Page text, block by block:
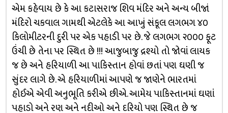
એમ કહેવાય છે કે આ કટાસરાજ શિવ મંદિર અને અન્ય બીજાં
મંદિરો ચકવાલ ગામથી એટલેકે આ આખું સંકૂલ લગભગ ૪૦
કિલોમીટરની દુરી પર એક પહાડી પર છે. જે લગભગ ૨૦૦૦ ફૂટ
ઉંચી છે તેના પર સ્થિત છે !!! આજુબાજુ દ્રશ્યો તો જોવાં લાયક
જ છે અને હરિયાળી આ પાકિસ્તાન હોવાં છતાં પણ ઘણી જ
સુંદર લાગે છે. એ હરિયાળીમાં આપણે જ જાણેને ભારતમાં
હોઈએ એવી અનુભૂતિ કરીએ છીએ. આમેય પાકિસ્તાનમાં ઘણાં
પહાડો અને રણ અને નદીઓ અને દરિયો પણ સ્થિત છે જ